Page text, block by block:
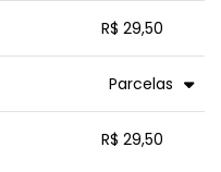
R$ 29,50
Parcelas
8x com juros de R$ 3,85
R$ 29,50